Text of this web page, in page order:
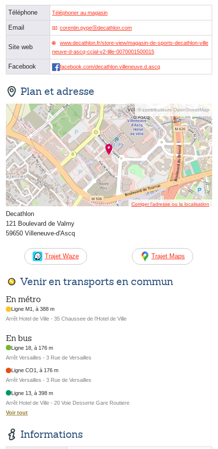
Téléphone Téléphoner au magasin
Email corentin.pypeⓐdecathlon.com
Site web
www.decathlon.fr/store-view/magasin-de-sports-decathlon-ville
neuve-d-ascq-ccial-v2-lille-0070001500015
Facebook facebook.com/decathlon.villeneuve.d.ascq
Plan et adresse
© contributeurs OpenStreetMap
Corriger l’adresse ou la localisation
Decathlon
121 Boulevard de Valmy
59650 Villeneuve-d'Ascq
Trajet Waze Trajet Maps
Venir en transports en commun
En métro
Ligne M1, à 388 m
Arrêt Hotel de Ville - 35 Chaussee de l’Hotel de Ville
En bus
Ligne 18, à 176 m
Arrêt Versailles - 3 Rue de Versailles
Ligne CO1, à 176 m
Arrêt Versailles - 3 Rue de Versailles
Ligne 13, à 398 m
Arrêt Hotel de Ville - 20 Voie Desserte Gare Routiere
Voir tout
Informations